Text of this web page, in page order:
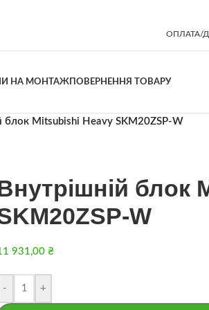
ОПЛАТА/
НА МОНТАЖПОВЕРНЕННЯ ТОВАРУ
блок Mitsubishi Heavy SKM20ZSP-W
блок
W
931,00 ₴
- +